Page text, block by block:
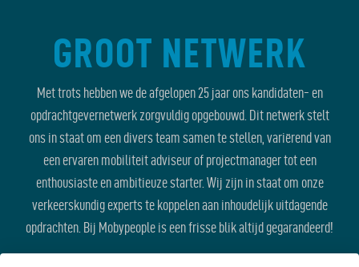
GROOT NETWERK
Met trots hebben we de afgelopen 25 jaar ons kandidaten- en
opdrachtgevernetwerk zorgvuldig opgebouwd. Dit netwerk stelt
ons in staat om een divers team samen te stellen, variërend van
een ervaren mobiliteit adviseur of projectmanager tot een
enthousiaste en ambitieuze starter. Wij zijn in staat om onze
verkeerskundig experts te koppelen aan inhoudelijk uitdagende
opdrachten. Bij Mobypeople is een frisse blik altijd gegarandeerd!